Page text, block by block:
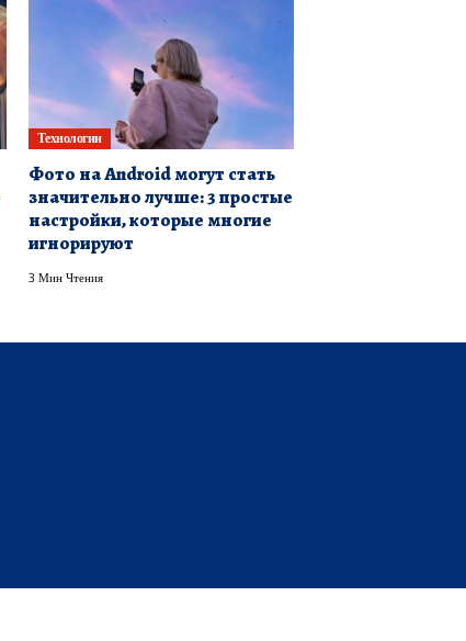
Технологии
Фото на Android могут стать
значительно лучше: 3 простые
настройки, которые многие
игнорируют
3 Мин Чтения